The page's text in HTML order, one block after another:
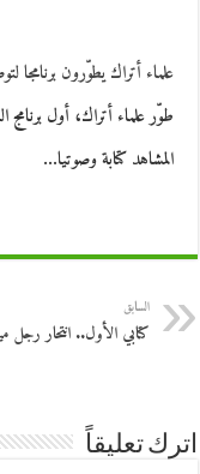
علماء أتراك يطوّرون
طوّر علماء أتراك، أول
المشاهد كتابة وصوتيا…
السابق
كتابي الأول.. انتحار رجل
اترك تعليقاً